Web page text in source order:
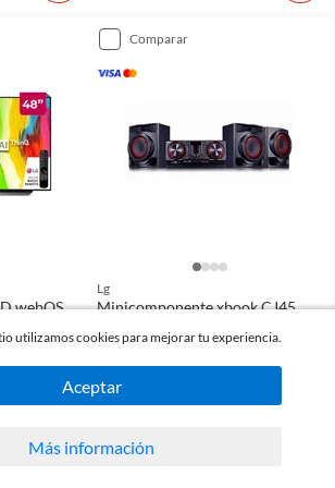
webOS
comparar
Lg
Minicomponente xbook CJ45
(78)
USD 349 c/u
comparar
utilizamos cookies para mejorar tu experiencia.
Aceptar
Más información